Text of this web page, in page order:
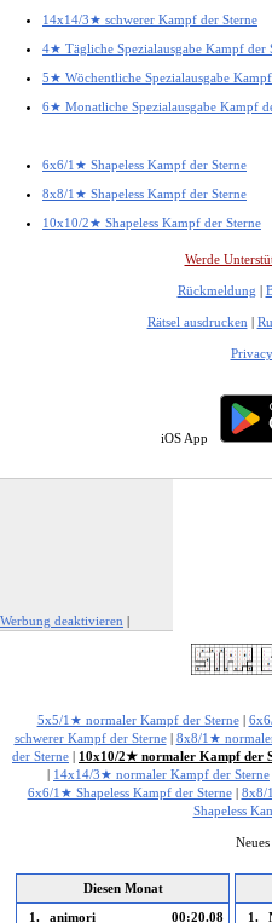
14x14/3★ schwerer Kampf der Sterne
4★ Tägliche Spezialausgabe Kampf der
5★ Wöchentliche Spezialausgabe
6★ Monatliche Spezialausgabe Kampf
6x6/1★ Shapeless Kampf der Sterne
8x8/1★ Shapeless Kampf der Sterne
10x10/2★ Shapeless Kampf der Sterne
Werde
Rückmeldung |
Rätsel ausdrucken |
iOS App
Werbung deaktivieren |
5x5/1★ normaler Kampf der Sterne|
schwerer Kampf der Sterne| 8x8/1★
der Sterne
10x10/2★ normaler Kampf der
14x14/3★ normaler Kampf der Sterne
6x6/1★ Shapeless Kampf der Sterne| 8x8/
Shapeless
Neues
Diesen Monat
1.
animori
00:20.08
1.